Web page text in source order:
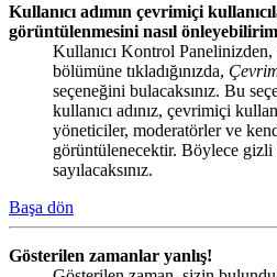
Kullanıcı adımın çevrimiçi
görüntülenmesini nasıl
Kullanıcı Kontrol
bölümüne tıkladığınızda,
seçeneğini bulacaksınız. Bu
kullanıcı adınız, çevrimiçi
yöneticiler, moderatörler ve
görüntülenecektir. Böylece gizli
sayılacaksınız.
Başa dön
Gösterilen zamanlar yanlış!